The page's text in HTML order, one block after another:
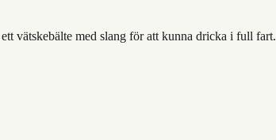
vätskebälte med slang för att kunna dricka i full fart.